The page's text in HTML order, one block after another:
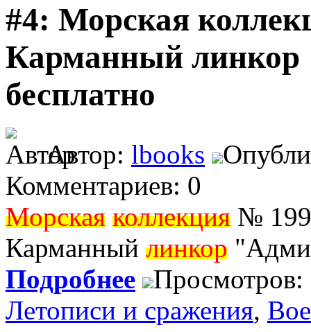
#4: Морская
Карманный
бесплатно
Автор: lbooks
Комментариев: 0
Морская коллекция №
Карманный линкор
Подробнее
Просмотров:
Летописи и сражения,